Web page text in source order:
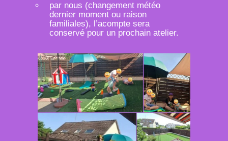
par nous (changement météo
dernier moment ou raison
familiales), l’acompte sera
conservé pour un prochain atelier.